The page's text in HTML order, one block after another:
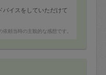
イスをしていただけて
毎度いいなと思うところ
定したりできました。
依頼当時の主観的な感想です。